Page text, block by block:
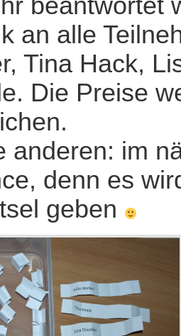
beantwortet
an alle
Tina Hack,
Die Preise
anderen: im
denn es
geben